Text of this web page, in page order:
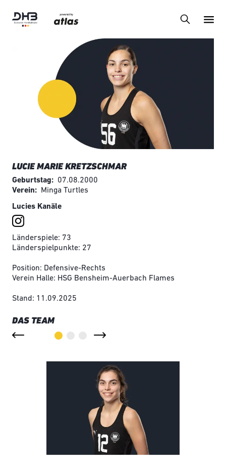
LUCIE MARIE KRETZSCHMAR
Geburtstag
07.08.2000
Verein
Minga Turtles
Lucies Kanäle
Länderspiele: 73
Länderspielpunkte: 27
Position: Defensive-Rechts
Verein Halle: HSG Bensheim-Auerbach Flames
Stand: 11.09.2025
DAS TEAM